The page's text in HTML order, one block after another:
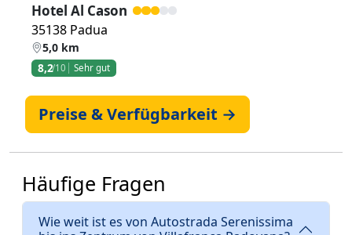
Hotel Al Cason
35138 Padua
5,0 km
8,2/10 Sehr gut
Preise & Verfügbarkeit →
Häufige Fragen
Wie weit ist es von Autostrada Serenissima